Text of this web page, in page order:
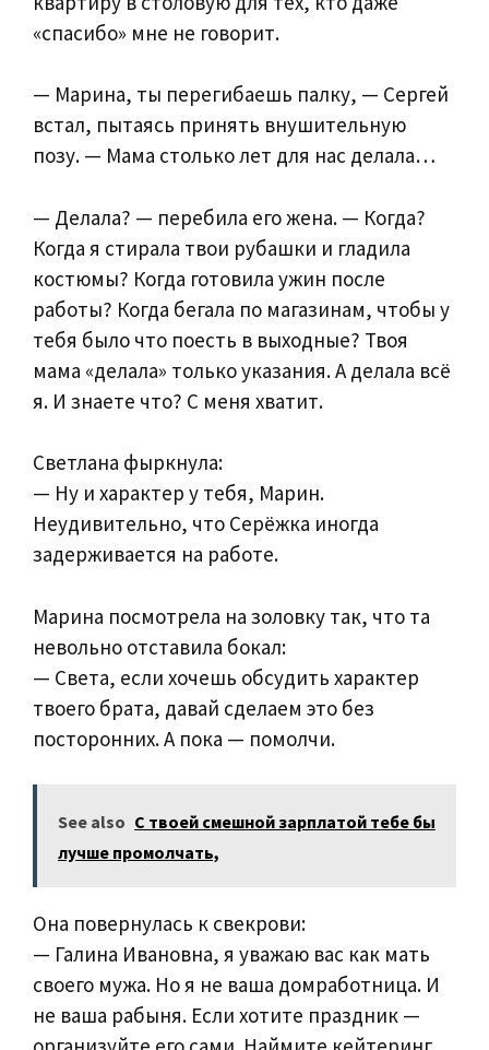
«спасибо» мне не говорит.
— Марина, ты перегибаешь палку, — Сергей
встал, пытаясь принять внушительную
позу. — Мама столько лет для нас делала…
— Делала? — перебила его жена. — Когда?
Когда я стирала твои рубашки и гладила
костюмы? Когда готовила ужин после
работы? Когда бегала по магазинам, чтобы у
тебя было что поесть в выходные? Твоя
мама «делала» только указания. А делала всё
я. И знаете что? С меня хватит.
Светлана фыркнула:
— Ну и характер у тебя, Марин.
Неудивительно, что Серёжка иногда
задерживается на работе.
Марина посмотрела на золовку так, что та
невольно отставила бокал:
— Света, если хочешь обсудить характер
твоего брата, давай сделаем это без
посторонних. А пока — помолчи.
See also С твоей смешной зарплатой тебе бы
лучше промолчать,
Она повернулась к свекрови:
— Галина Ивановна, я уважаю вас как мать
своего мужа. Но я не ваша домработница. И
не ваша рабыня. Если хотите праздник —